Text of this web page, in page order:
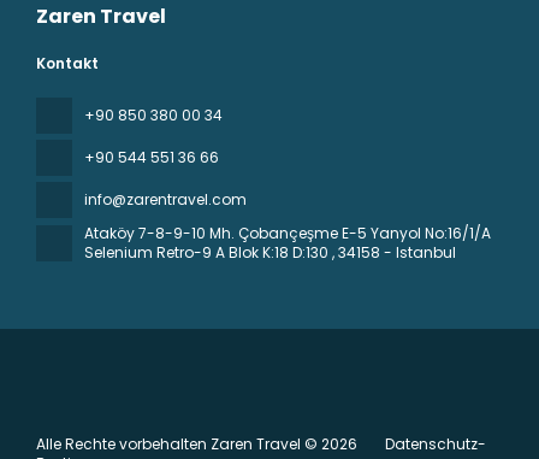
Zaren Travel
Kontakt
+90 850 380 00 34
+90 544 551 36 66
info@zarentravel.com
Ataköy 7-8-9-10 Mh. Çobançeşme E-5 Yanyol No:16/1/A
Selenium Retro-9 A Blok K:18 D:130 , 34158 - Istanbul
Alle Rechte vorbehalten Zaren Travel © 2026
Datenschutz-